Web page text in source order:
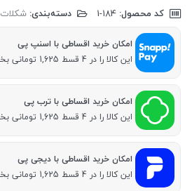
کد محصول: دسته‌بندی: شکلات
امکان خرید اقساطی با اسنپ پی
این کالا را در 4 قسط 1,625 تومانی بخرید
امکان خرید اقساطی با ترب پی
این کالا را در 4 قسط 1,625 تومانی بخرید
امکان خرید اقساطی با دیجی پی
این کالا را در 4 قسط 1,625 تومانی بخرید